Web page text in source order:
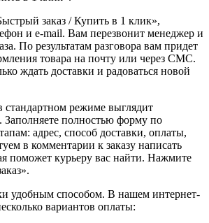
заказ / Купить в 1 клик»,
и e-mail. Вам перезвонит менеджер и
По результатам разговора вам придет
товара на почту или через СМС.
ждать доставки и радоваться новой
стандартном режиме выглядит
полностью форму по
адрес, способ доставки, оплаты,
в комментарии к заказу написать
поможет курьеру вас найти. Нажмите
удобным способом. В нашем интернет-
вариантов оплаты: